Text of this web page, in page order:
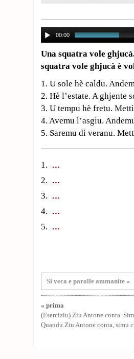
00:00
Una squatra vole
squatra vole ghjucà è
1. U sole hè caldu.
2. Hè l’estate. A ghjente
3. U tempu hè fretu.
4. Avemu l’asgiu.
5. Saremu di veranu.
1.
2.
3.
4.
5.
Si veca e parolle ammanite »
« prima
(Eserciziu) Ziu Antone conta.
Quandu Ziu Antone conta, simu